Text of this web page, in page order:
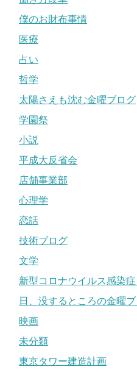
僕のお財布事情
医療
占い
哲学
太陽さえも沈む金曜ブログ
学園祭
小説
平成大反省会
店舗事業部
心理学
恋話
技術ブログ
文学
新型コロナウイルス感染症
日、没するところの金曜
映画
未分類
東京タワー建造計画